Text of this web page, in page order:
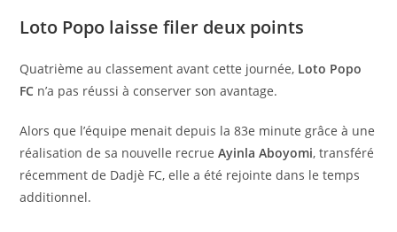
Loto Popo laisse filer deux points
Quatrième au classement avant cette journée, Loto Popo
FC n’a pas réussi à conserver son avantage.
Alors que l’équipe menait depuis la 83e minute grâce à une
réalisation de sa nouvelle recrueAyinla Aboyomi, transféré
récemment de Dadjè FC, elle a été rejointe dans le temps
additionnel.